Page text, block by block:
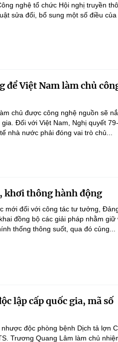
nghệ tổ chức Hội nghị truyền
sửa đổi, bổ sung một số điều của
để Việt Nam làm chủ
chủ được công nghệ nguồn sẽ
Đối với Việt Nam, Nghị quyết 79-
nhà nước phải đóng vai trò chủ...
khơi thông hành động
mới đối với công tác tư tưởng,
đồng bộ các giải pháp nhằm giữ
thống thông suốt, qua đó củng...
lập cấp quốc gia, mã số
độc phòng bệnh Dịch tả lợn
Trương Quang Lâm làm chủ